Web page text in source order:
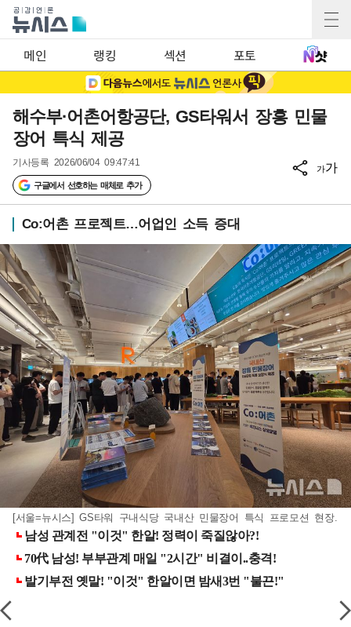
메인 랭킹 섹션 포토
해수부·어촌어항공단, GS타워서 장흥 민물
장어 특식 제공
기사등록 2026/06/04 09:47:41
구글에서 선호하는 매체로 추가
가가
Co:어촌 프로젝트…어업인 소득 증대
[서울=뉴시스] GS타워 구내식당 국내산 민물장어 특식 프로모션 현장.